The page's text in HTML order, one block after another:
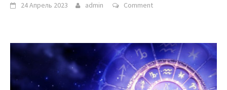
24 Апрель 2023 admin Comment